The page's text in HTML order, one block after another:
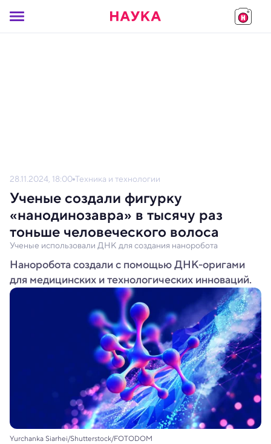
28.11.2024, 18:00 Техника и технологии
Ученые создали фигурку
«нанодинозавра» в тысячу раз
тоньше человеческого волоса
Ученые использовали ДНК для создания наноробота
Наноробота создали с помощью ДНК-оригами
для медицинских и технологических инноваций.
Yurchanka Siarhei/Shutterstock/FOTODOM